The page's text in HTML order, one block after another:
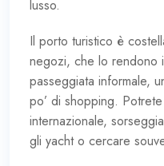
lusso.
Il porto turistico è
negozi, che lo rendono
passeggiata informale,
po’ di shopping.
internazionale,
gli yacht o cercare